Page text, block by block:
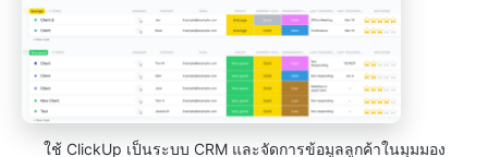
ใช้ ClickUp เป็นระบบ CRM และจัดการข้อมูลลูกค้าในมุมมอง